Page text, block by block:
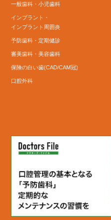
一般歯科・小児歯科
インプラント・
インプラント周囲炎
予防歯科・定期健診
審美歯科・美容歯科
保険の白い歯(CAD/CAM冠)
口腔外科